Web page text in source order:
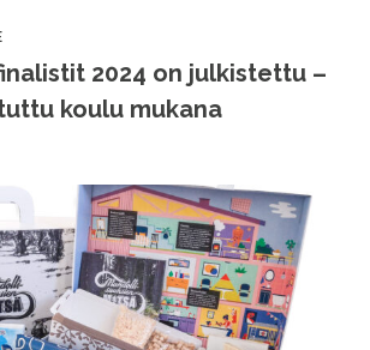
2024 on julkistettu –
koulu mukana